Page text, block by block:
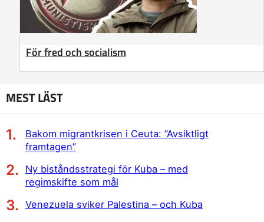
För fred och socialism
MEST LÄST
Bakom migrantkrisen i Ceuta: ”Avsiktligt
framtagen”
Ny biståndsstrategi för Kuba – med
regimskifte som mål
Venezuela sviker Palestina – och Kuba